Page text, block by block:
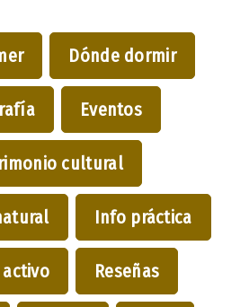
Dónde dormir
Eventos
cultural
Info práctica
Reseñas